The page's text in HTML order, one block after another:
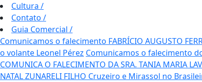
Cultura /
Contato /
Guia Comercial /
Comunicamos o falecimento FABRÍCIO AUGUSTO
o volante Leonel Pérez Comunicamos o falecimento do
COMUNICA O FALECIMENTO DA SRA. TANIA MARIA
NATAL ZUNARELI FILHO Cruzeiro e Mirassol no